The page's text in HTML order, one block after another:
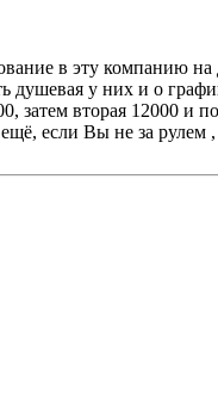
в эту компанию
душевая у них и о
затем вторая 12000
если Вы не за